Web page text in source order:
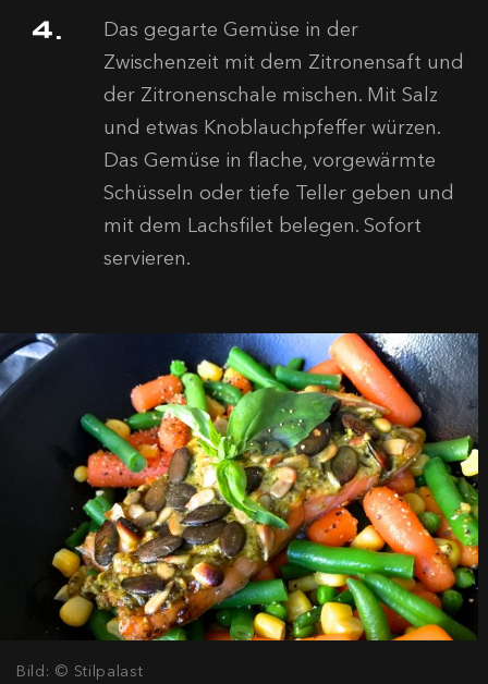
Das gegarte Gemüse in der
Zwischenzeit mit dem Zitronensaft und
der Zitronenschale mischen. Mit Salz
und etwas Knoblauchpfeffer würzen.
Das Gemüse in flache, vorgewärmte
Schüsseln oder tiefe Teller geben und
mit dem Lachsfilet belegen. Sofort
servieren.
Bild: © Stilpalast